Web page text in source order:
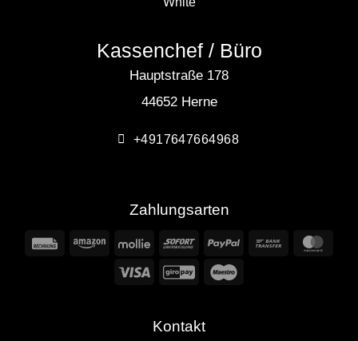
Kassenchef / Büro
Hauptstraße 178
44652 Herne
+4917647664968
Zahlungsarten
RechungAmazonMollie Sofort PayPal
Bank
Visa GiroPay
Kontakt